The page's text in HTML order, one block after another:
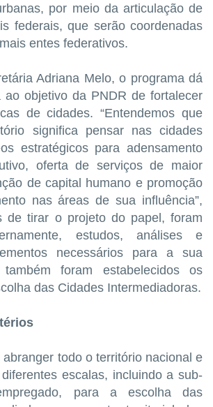
por meio da articulação de
federais, que serão coordenadas
entes federativos.
Adriana Melo, o programa dá
ao objetivo da PNDR de fortalecer
de cidades. “Entendemos que
significa pensar nas cidades
estratégicos para adensamento
oferta de serviços de maior
de capital humano e promoção
nas áreas de sua influência”,
de tirar o projeto do papel, foram
estudos, análises e
necessários para a sua
foram estabelecidos os
das Cidades Intermediadoras.
todo o território nacional e
escalas, incluindo a sub-
para a escolha das